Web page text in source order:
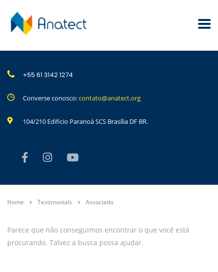
+55 61 3142 1274
Converse conosco:contato@anatect.org
104/210 Edificio Paranoá SCS Brasília DF BR.
Home Testimonials Associado
Parece que não conseguimos encontrar o que você está
procurando. Talvez a busca possa ajudar.